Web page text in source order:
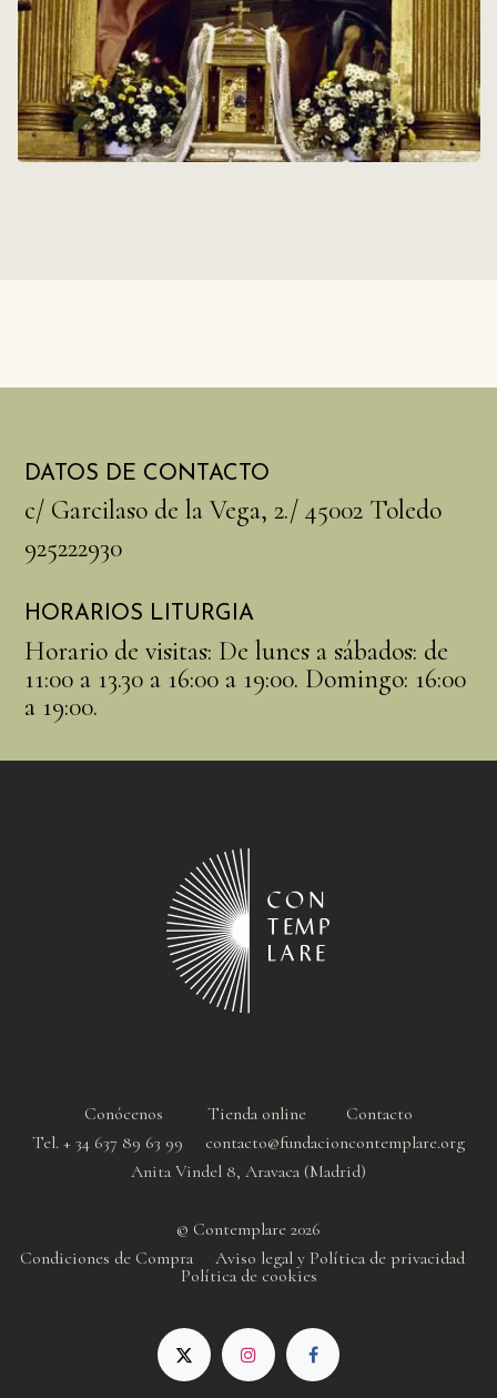
DATOS DE CONTACTO
c/ Garcilaso de la Vega, 2./ 45002 Toledo
925222930
HORARIOS LIT​URGIA
Horario de visitas: De lunes a sábados: de
11:00 a 13.30 a 16:00 a 19:00. Domingo: 16:00
a 19:00.
Conócenos Tienda online
Contacto
Tel. + 34 637 89 63 99 contacto@fundacioncontemplare.org
Anita Vindel 8, Aravaca (Madrid)
© Contemplare 2026
Condiciones de Compra
Aviso legal y Política de privacidad
Política de cookies